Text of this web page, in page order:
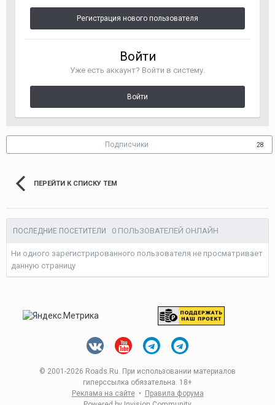
Регистрация нового пользователя
Войти
Уже есть аккаунт? Войти в систему.
Войти
Подписчики 28
ПЕРЕЙТИ К СПИСКУ ТЕМ
ПОСЛЕДНИЕ ПОСЕТИТЕЛИ 0 ПОЛЬЗОВАТЕЛЕЙ ОНЛАЙН
Ни одного зарегистрированного пользователя не просматривает
данную страницу
© 2001-2026 Roads.Ru. При использовании материалов
гиперссылка обязательна. 18+
Реклама на сайте• Правила форума